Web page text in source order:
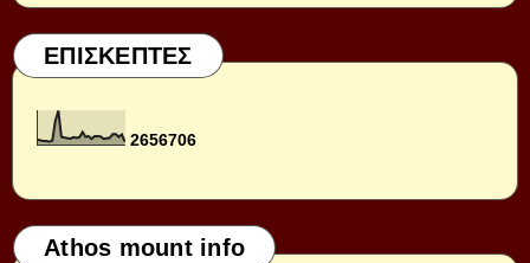
ΕΠΙΣΚΕΠΤΕΣ
2656706
Athos mount info